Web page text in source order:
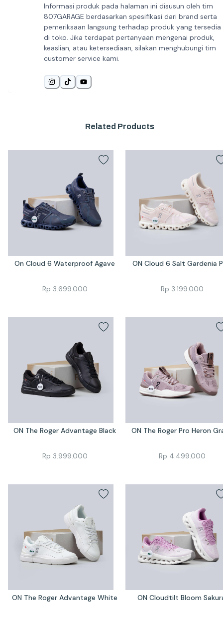
Informasi produk pada halaman ini disusun oleh tim
807GARAGE berdasarkan spesifikasi dari brand serta
pemeriksaan langsung terhadap produk yang tersedia
di toko. Jika terdapat pertanyaan mengenai produk,
keaslian, atau ketersediaan, silakan menghubungi tim
customer service kami.
Related Products
On Cloud 6 Waterproof Agave
Rp 3.699.000
ON Cloud 6 Salt Gardenia
Rp 3.199.000
ON The Roger Advantage Black
Rp 3.999.000
ON The Roger Pro Heron
Rp 4.499.000
ON The Roger Advantage White ON Cloudtilt Bloom